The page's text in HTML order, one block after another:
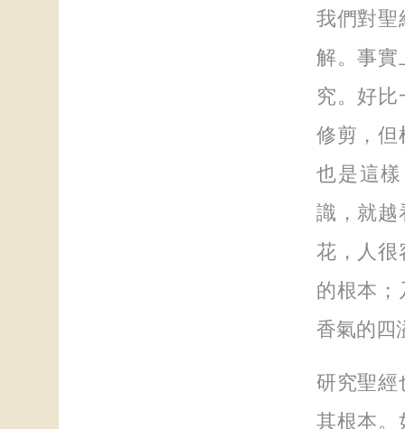
我們對聖
解。事實
究。好
修剪，但
也是這
識，就越
花，人很
的根本；
香氣的四
研究聖經
其根本。